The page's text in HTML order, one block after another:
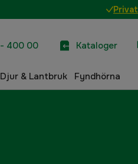
Privat
400 00 Kataloger
Djur & Lantbruk Fyndhörna